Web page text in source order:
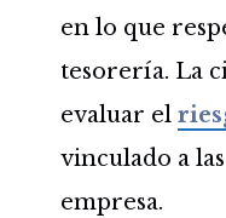
en lo que
tesorería. La
evaluar el
vinculado a
empresa.